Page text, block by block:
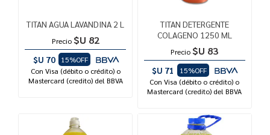
TITAN AGUA LAVANDINA 2 L
Precio $U 82
$U 70
15%OFF
Con Visa (débito o crédito) o
Mastercard (credito) del BBVA
TITAN DETERGENTE
COLAGENO 1250 ML
Precio $U 83
$U 71
15%OFF
Con Visa (débito o crédito) o
Mastercard (credito) del BBVA